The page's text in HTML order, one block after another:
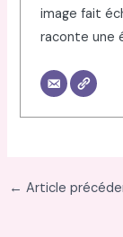
image fait
raconte une
← Article